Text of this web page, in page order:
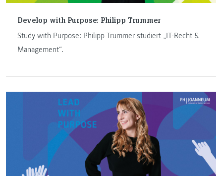
Develop with Purpose: Philipp Trummer
Study with Purpose: Philipp Trummer studiert „IT-Recht &
Management“.